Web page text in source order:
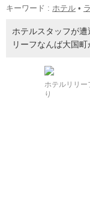
キーワード : ホテル •
ホテルスタッフが
リーフなんば大国
ホテルリリー
り